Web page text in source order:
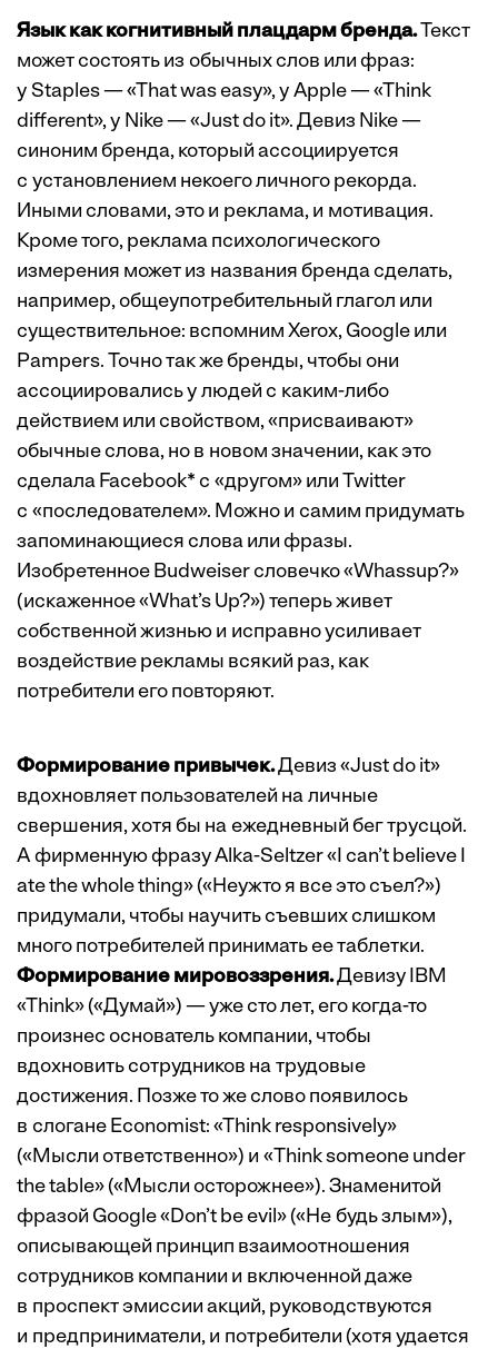
Язык как когнитивный плацдарм бренда.Текст
может состоять из обычных слов или фраз:
у Staples — «That was easy», у Apple — «Think
different», у Nike — «Just do it». Девиз Nike —
синоним бренда, который ассоциируется
с установлением некоего личного рекорда.
Иными словами, это и реклама, и мотивация.
Кроме того, реклама психологического
измерения может из названия бренда сделать,
например, обще­употребительный глагол или
существительное: вспомним Xerox, Google или
Pampers. Точно так же бренды, чтобы они
ассоциировались у людей с каким-либо
действием или свойством, «присваивают»
обычные слова, но в новом значении, как это
сделала Facebook* с «другом» или Twitter
с «последователем». Можно и самим придумать
запоминающиеся слова или фразы.
Изобретенное Budweiser словечко «Whassup?»
(искаженное «What’s Up?») теперь живет
собственной жизнью и исправно усиливает
воздействие рекламы всякий раз, как
потребители его повторяют.
Формирование привычек.Девиз «Just do it»
вдохновляет пользователей на личные
свершения, хотя бы на ежедневный бег трусцой.
А фирменную фразу Alka-Seltzer «I can’t believe I
ate the whole thing» («Неужто я все это съел?»)
придумали, чтобы научить съевших слишком
много потребителей принимать ее таблетки.
Формирование мировоззрения.Девизу IBM
«Think» («Думай») — уже сто лет, его когда-то
произнес основатель компании, чтобы
вдохновить сотрудников на трудовые
достижения. Позже то же слово появилось
в слогане Economist: «Think responsively»
(«Мысли ответственно») и «Think someone under
the table» («Мысли осторожнее»). Знаменитой
фразой Google «Don’t be evil» («Не будь злым»),
описывающей принцип взаимоотношения
сотрудников компании и включенной даже
в проспект эмиссии акций, руководствуются
и предприниматели, и потребители (хотя удается